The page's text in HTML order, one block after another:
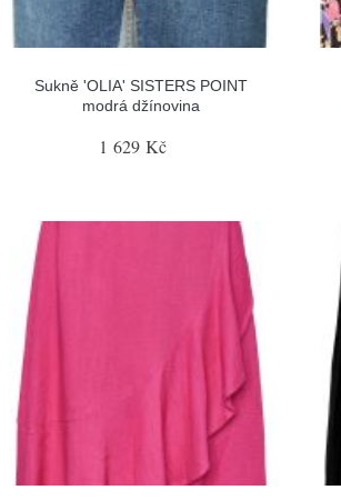
Sukně 'OLIA' SISTERS POINT
modrá džínovina
1 629 Kč